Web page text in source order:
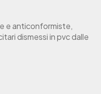
e anticonformiste,
dismessi in pvc dalle